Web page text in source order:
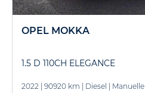
OPEL MOKKA
1.5 D 110CH ELEGANCE
2022 90920 km Diesel Manuelle